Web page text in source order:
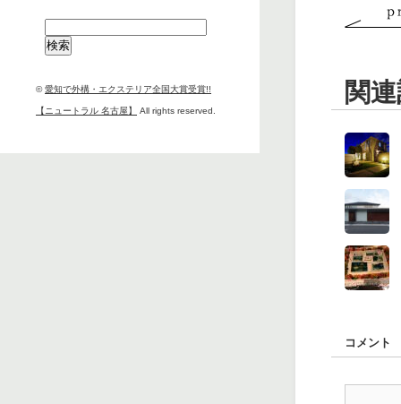
索:
©愛知で外構・エクステリア全国大賞受賞!!
【ニュートラル 名古屋】 All rights reserved.
関
コメント